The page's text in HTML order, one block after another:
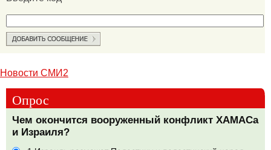
Новости СМИ2
Опрос
Чем окончится вооруженный конфликт ХАМАСа
и Израиля?